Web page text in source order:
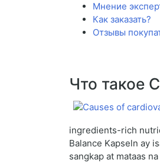
Мнение
Как заказать?
Отзывы
Что такое
ingredients-rich
Balance Kapseln ay
sangkap at mataas